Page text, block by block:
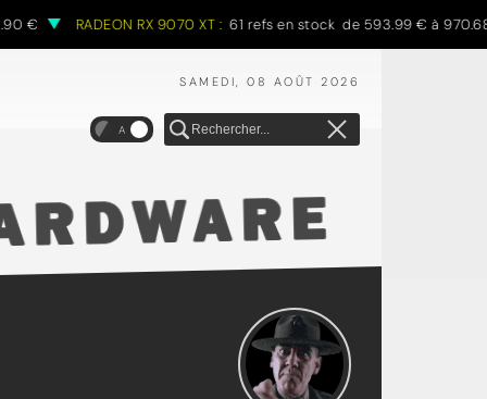
RADEON RX 9070 XT : 61 refs en stock de 593.99 € à 970.68 €
SAMEDI, 08 AOÛT 2026
A